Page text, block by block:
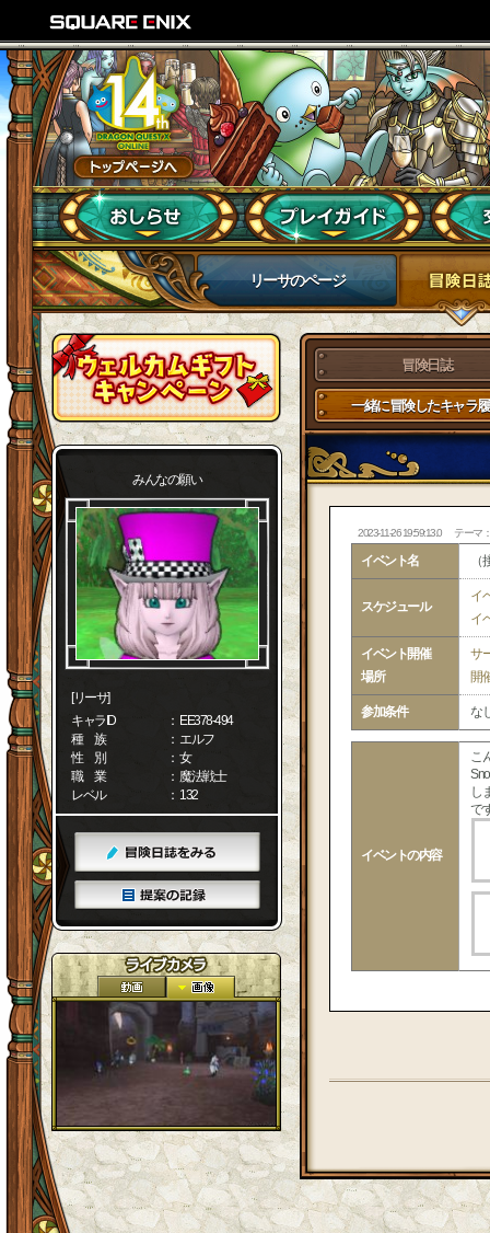
リーサのページ
みんなの願い
[リーサ]
キャラID
： EE378-494
種 族
： エルフ
性 別
： 女
職 業
： 魔法戦士
レベル
： 132
冒険日誌
一緒に冒険したキャラ
2023-11-26 19:59:13.0 テーマ
イベント名
スケジュール
イ
イ
イベント開催
場所
サ
開
参加条件 な
イベントの内容
こ
し
で